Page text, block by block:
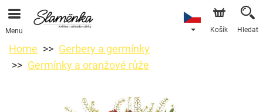
Menu Košík Hledat
Home
Gerbery a germínky
Germínky a oranžové růže